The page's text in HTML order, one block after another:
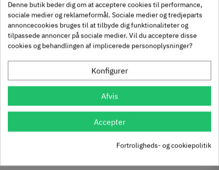
Kesseböhmer LeMans
drejeudtræk - Classic
541.32.240
3.878,
Kesseböhmer Revo
Trekvartcirkel
541.46.283
1.338,
Denne butik beder dig om at acceptere cookies til performance,
sociale medier og reklameformål. Sociale medier og tredjeparts
annoncecookies bruges til at tilbyde dig funktionaliteter og
tilpassede annoncer på sociale medier. Vil du acceptere disse
cookies og behandlingen af implicerede personoplysninger?
Konfigurer
Afvis
Accepter
Fortroligheds- og cookiepolitik